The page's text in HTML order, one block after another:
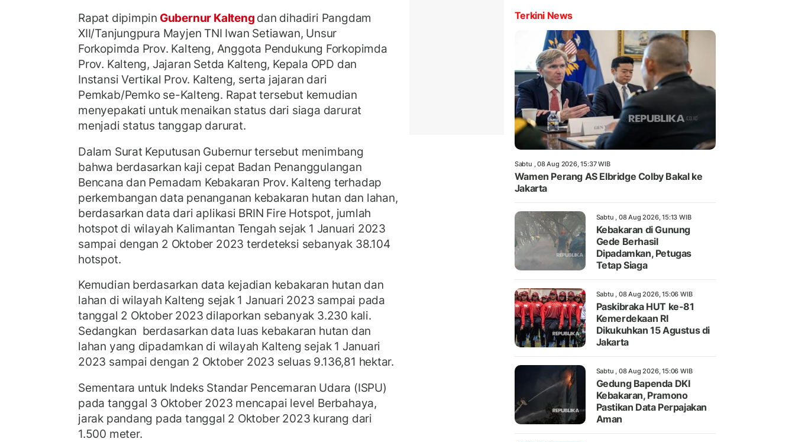
Rapat dipimpin Gubernur Kalteng dan dihadiri Pangdam
XII/Tanjungpura Mayjen TNI Iwan Setiawan, Unsur
Forkopimda Prov. Kalteng, Anggota Pendukung Forkopimda
Prov. Kalteng, Jajaran Setda Kalteng, Kepala OPD dan
Instansi Vertikal Prov. Kalteng, serta jajaran dari
Pemkab/Pemko se-Kalteng. Rapat tersebut kemudian
menyepakati untuk menaikan status dari siaga darurat
menjadi status tanggap darurat.
Dalam Surat Keputusan Gubernur tersebut menimbang
bahwa berdasarkan kaji cepat Badan Penanggulangan
Bencana dan Pemadam Kebakaran Prov. Kalteng terhadap
perkembangan data penanganan kebakaran hutan dan lahan,
berdasarkan data dari aplikasi BRIN Fire Hotspot, jumlah
hotspot di wilayah Kalimantan Tengah sejak 1 Januari 2023
sampai dengan 2 Oktober 2023 terdeteksi sebanyak 38.104
hotspot.
Kemudian berdasarkan data kejadian kebakaran hutan dan
lahan di wilayah Kalteng sejak 1 Januari 2023 sampai pada
tanggal 2 Oktober 2023 dilaporkan sebanyak 3.230 kali.
Sedangkan berdasarkan data luas kebakaran hutan dan
lahan yang dipadamkan di wilayah Kalteng sejak 1 Januari
2023 sampai dengan 2 Oktober 2023 seluas 9.136,81 hektar.
Sementara untuk Indeks Standar Pencemaran Udara (ISPU)
pada tanggal 3 Oktober 2023 mencapai level Berbahaya,
jarak pandang pada tanggal 2 Oktober 2023 kurang dari
1.500 meter.
Terkini News
Sabtu , 08 Aug 2026, 15:37 WIB
Wamen Perang AS Elbridge Colby Bakal ke
Jakarta
Sabtu , 08 Aug 2026, 15:13 WIB
Kebakaran di Gunung
Gede Berhasil
Dipadamkan, Petugas
Tetap Siaga
Sabtu , 08 Aug 2026, 15:06 WIB
Paskibraka HUT ke-81
Kemerdekaan RI
Dikukuhkan 15 Agustus di
Jakarta
Sabtu , 08 Aug 2026, 15:06 WIB
Gedung Bapenda DKI
Kebakaran, Pramono
Pastikan Data Perpajakan
Aman